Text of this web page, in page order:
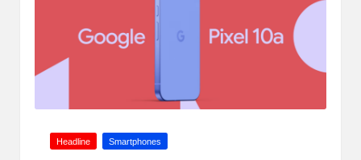
Posted
Headline Smartphones